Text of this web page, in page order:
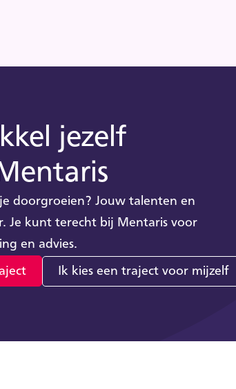
jezelf
doorgroeien? Jouw talenten en
Je kunt terecht bij Mentaris voor
en advies.
Ik kies een traject voor mijzelf